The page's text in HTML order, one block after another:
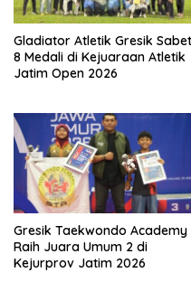
Gladiator Atletik Gresik Sabet
8 Medali di Kejuaraan Atletik
Jatim Open 2026
Gresik Taekwondo Academy
Raih Juara Umum 2 di
Kejurprov Jatim 2026